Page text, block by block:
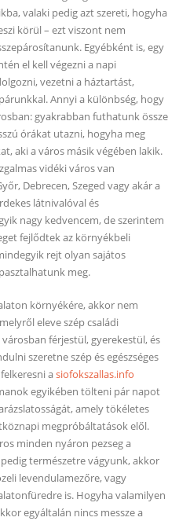
valaki pedig azt szereti, hogyha
körül – ezt viszont nem
Egyébként is, egy
el kell végezni a napi
vezetni a háztartást,
Annyi a különbség, hogy
gyakrabban futhatunk össze
órákat utazni, hogyha meg
aki a város másik végében lakik.
vidéki város van
Debrecen, Szeged vagy akár a
látnivalóval és
nagy kedvencem, de szerintem
fejlődtek az környékbeli
rejt olyan sajátos
meg.
környékére, akkor nem
eleve szép családi
férjestül, gyerekestül, és
szeretne szép és egészséges
asiofokszallas.info
egyikében tölteni pár napot
amely tökéletes
megpróbáltatások elől.
minden nyáron pezseg a
természetre vágyunk, akkor
levendulamezőre, vagy
is. Hogyha valamilyen
egyáltalán nincs messze a